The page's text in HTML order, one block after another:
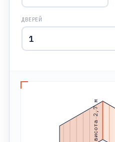
ДВЕРЕЙ
висота 2,7 м